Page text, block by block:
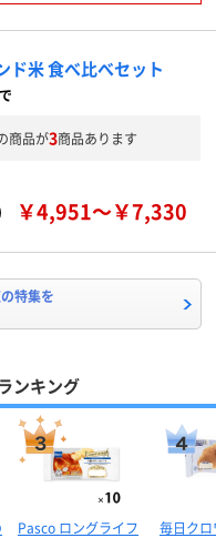
ド米 食べ比べセット
商品が3商品あります
￥4,951～￥7,330
特集を
ンキング
Pasco ロングライフ
毎日ク